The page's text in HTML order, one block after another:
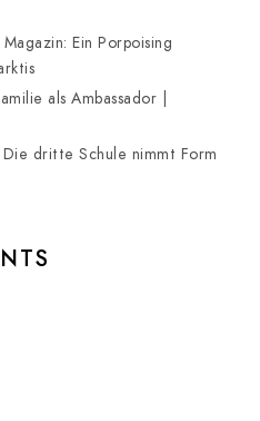
Ein Porpoising
als Ambassador |
dritte Schule nimmt Form